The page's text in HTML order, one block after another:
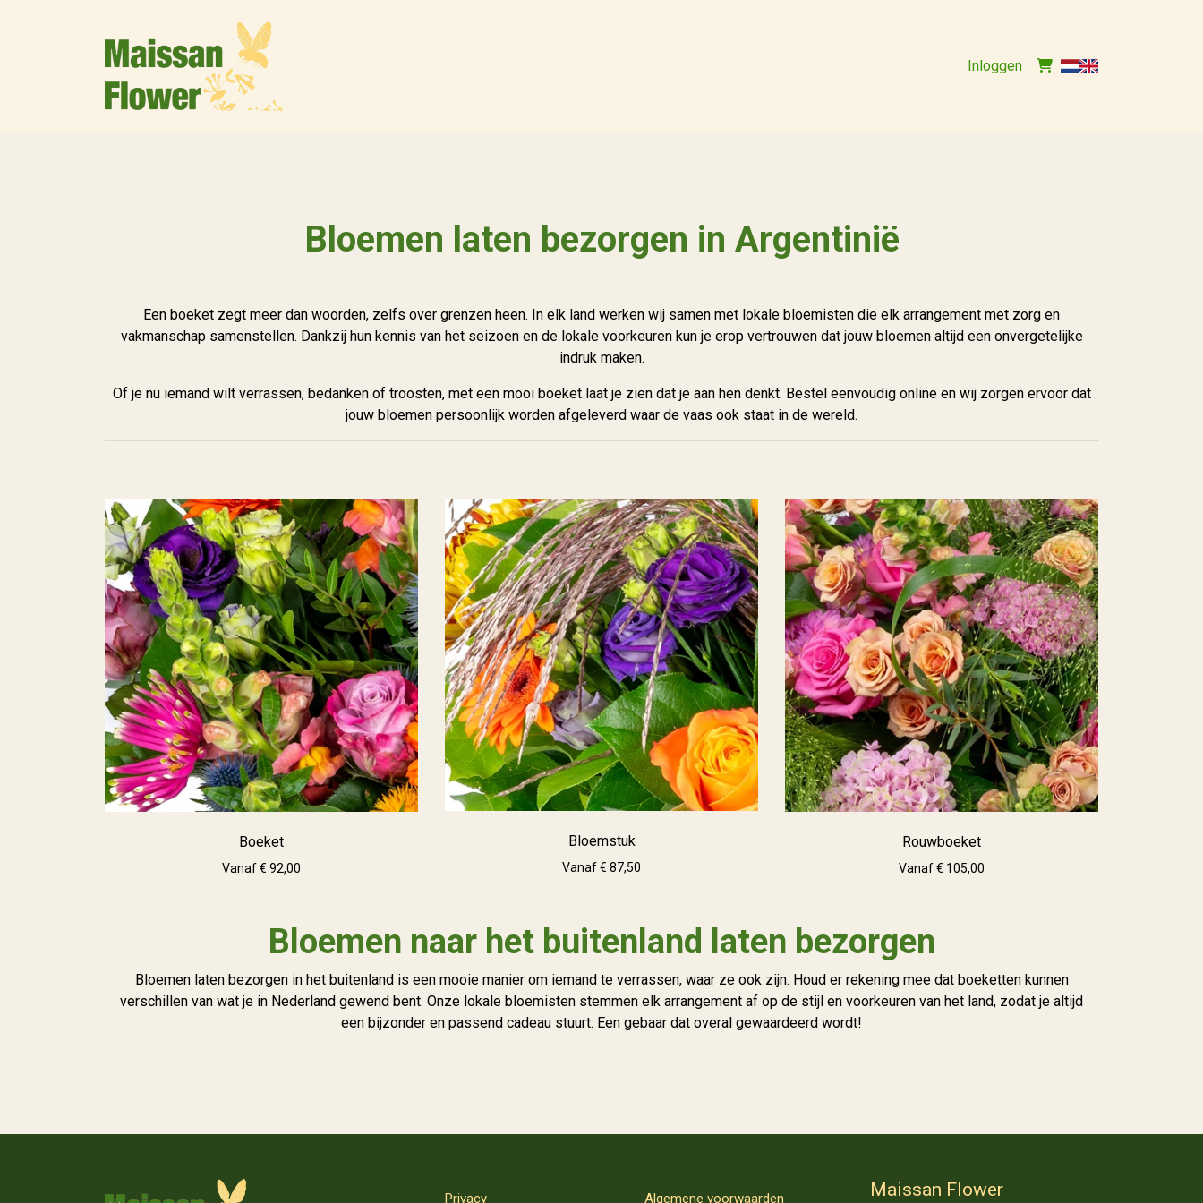
Inloggen
Bloemen laten bezorgen in Argentinië
Een boeket zegt meer dan woorden, zelfs over grenzen heen. In elk land werken wij samen met lokale bloemisten die elk arrangement met zorg en
vakmanschap samenstellen. Dankzij hun kennis van het seizoen en de lokale voorkeuren kun je erop vertrouwen dat jouw bloemen altijd een onvergetelijke
indruk maken.
Of je nu iemand wilt verrassen, bedanken of troosten, met een mooi boeket laat je zien dat je aan hen denkt. Bestel eenvoudig online en wij zorgen ervoor dat
jouw bloemen persoonlijk worden afgeleverd waar de vaas ook staat in de wereld.
Boeket
Vanaf € 92,00
Bloemstuk
Vanaf € 87,50
Rouwboeket
Vanaf € 105,00
Bloemen naar het buitenland laten bezorgen
Bloemen laten bezorgen in het buitenland is een mooie manier om iemand te verrassen, waar ze ook zijn. Houd er rekening mee dat boeketten kunnen
verschillen van wat je in Nederland gewend bent. Onze lokale bloemisten stemmen elk arrangement af op de stijl en voorkeuren van het land, zodat je altijd
een bijzonder en passend cadeau stuurt. Een gebaar dat overal gewaardeerd wordt!
Privacy Algemene voorwaarden Maissan Flower